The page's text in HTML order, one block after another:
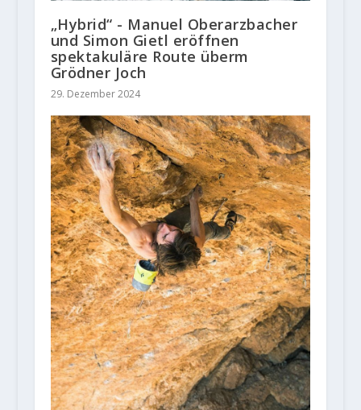
„Hybrid“ - Manuel Oberarzbacher
und Simon Gietl eröffnen
spektakuläre Route überm
Grödner Joch
29. Dezember 2024